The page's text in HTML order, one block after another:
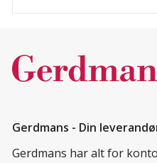
Gerdmans - Din
Gerdmans har alt for